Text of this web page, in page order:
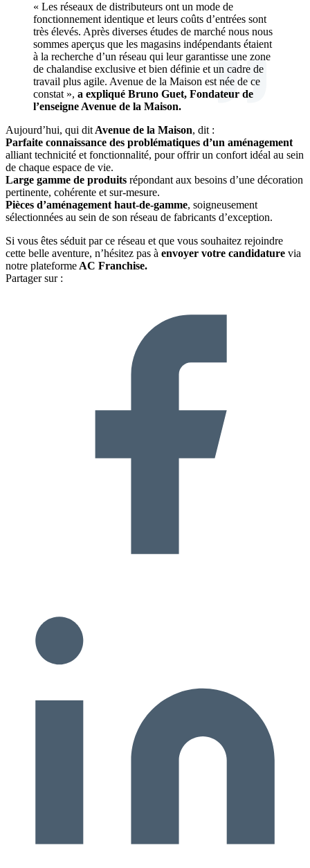
« Les réseaux de distributeurs ont un mode de
fonctionnement identique et leurs coûts d’entrées sont
très élevés. Après diverses études de marché nous nous
sommes aperçus que les magasins indépendants étaient
à la recherche d’un réseau qui leur garantisse une zone
de chalandise exclusive et bien définie et un cadre de
travail plus agile. Avenue de la Maison est née de ce
constat », a expliqué Bruno Guet, Fondateur de
l’enseigne Avenue de la Maison.
Aujourd’hui, qui dit Avenue de la Maison, dit :
Parfaite connaissance des problématiques d’un aménagement
alliant technicité et fonctionnalité, pour offrir un confort idéal au sein
de chaque espace de vie.
Large gamme de produits répondant aux besoins d’une décoration
pertinente, cohérente et sur-mesure.
Pièces d’aménagement haut-de-gamme, soigneusement
sélectionnées au sein de son réseau de fabricants d’exception.
Si vous êtes séduit par ce réseau et que vous souhaitez rejoindre
cette belle aventure, n’hésitez pas à envoyer votre candidature via
notre plateforme AC Franchise.
Partager sur :